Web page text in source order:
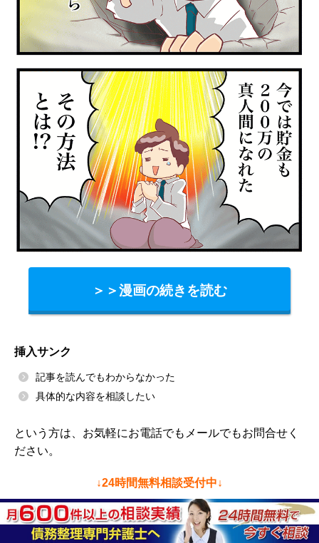
＞＞漫画の続きを読む
挿入サンク
記事を読んでもわからなかった
具体的な内容を相談したい
という方は、お気軽にお電話でもメールでもお問合せく
ださい。
↓24時間無料相談受付中↓